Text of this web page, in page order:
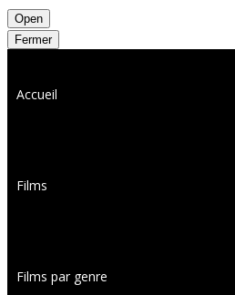
Open
Fermer
Accueil
Films
Films par genre